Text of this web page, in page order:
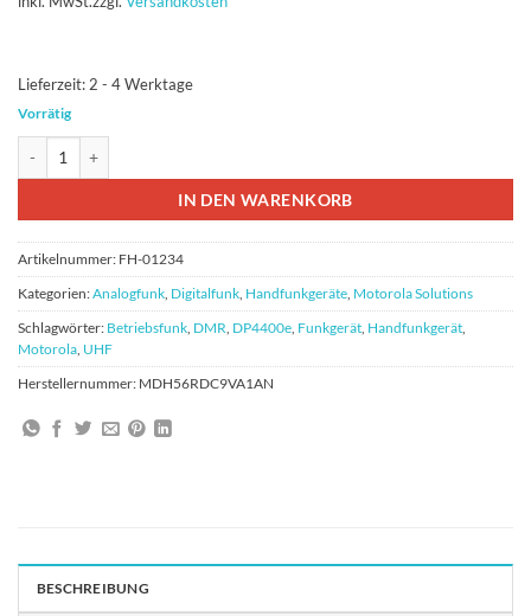
war:
ist:
Lieferzeit: 2 - 4 Werktage
Vorrätig
IN DEN WARENKORB
Artikelnummer: FH-01234
Kategorien:Analogfunk Digitalfunk Handfunkgeräte Motorola Solutions
Schlagwörter: Betriebsfunk DMR DP4400e Funkgerät Handfunkgerät
Motorola UHF
Herstellernummer: MDH56RDC9VA1AN
BESCHREIBUNG